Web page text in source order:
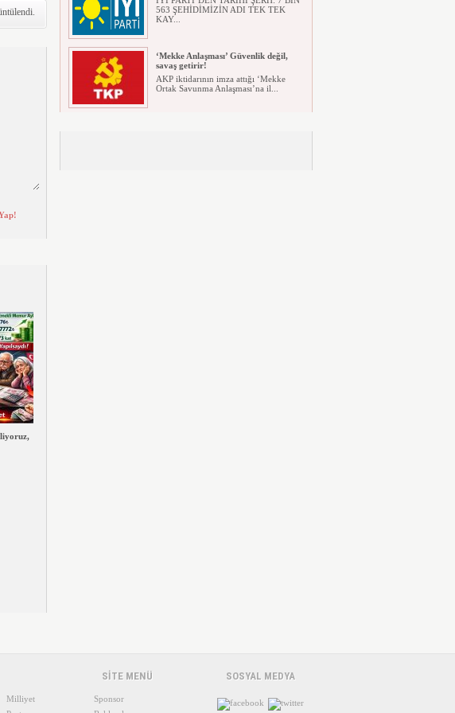
563 ŞEHİDİMİZİN ADI TEK TEK
KAY...
‘Mekke Anlaşması’ Güvenlik değil,
savaş getirir!
AKP iktidarının imza attığı ‘Mekke
Ortak Savunma Anlaşması’na il...
Milliyet
SİTE MENÜ
Sponsor
SOSYAL MEDYA